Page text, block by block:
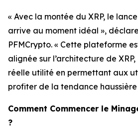
« Avec la montée du XRP, le
arrive au moment idéal »,
PFMCrypto. « Cette plateforme
alignée sur l’architecture de
réelle utilité en permettant aux
profiter de la tendance
Comment Commencer le
?